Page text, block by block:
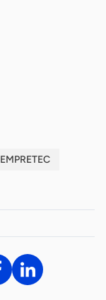
EMPRETEC